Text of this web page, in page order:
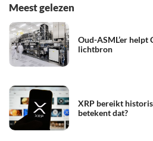
Meest gelezen
Oud-ASML’er helpt
lichtbron
XRP bereikt
betekent dat?